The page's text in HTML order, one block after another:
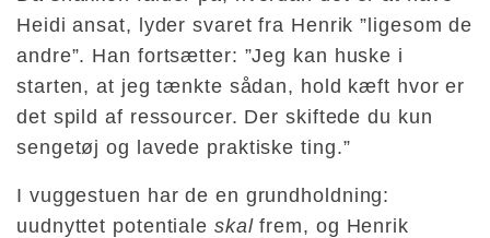
Heidi ansat, lyder svaret fra Henrik ”ligesom de
andre”. Han fortsætter: ”Jeg kan huske i
starten, at jeg tænkte sådan, hold kæft hvor er
det spild af ressourcer. Der skiftede du kun
sengetøj og lavede praktiske ting.”
I vuggestuen har de en grundholdning:
uudnyttet potentiale skalfrem, og Henrik